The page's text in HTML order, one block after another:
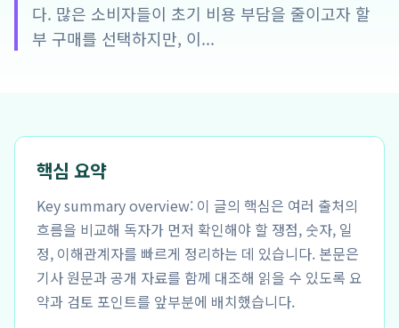
다. 많은 소비자들이 초기 비용 부담을 줄이고자 할
부 구매를 선택하지만, 이...
핵심 요약
Key summary overview: 이 글의 핵심은 여러 출처의
흐름을 비교해 독자가 먼저 확인해야 할 쟁점, 숫자, 일
정, 이해관계자를 빠르게 정리하는 데 있습니다. 본문은
기사 원문과 공개 자료를 함께 대조해 읽을 수 있도록 요
약과 검토 포인트를 앞부분에 배치했습니다.